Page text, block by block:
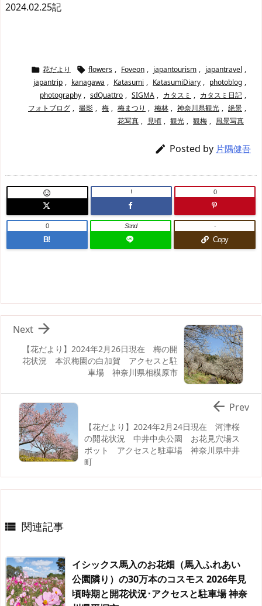
2024.02.25記
 花だより  flowers , Foveon , japantourism , japantravel ,
japantrip , kanagawa , Katasumi , KatasumiDiary , photoblog ,
photography , sdQuattro , SIGMA , カタスミ , カタスミ日記 ,
フォトブログ , 撮影 , 梅 , 梅まつり , 梅林 , 神奈川県観光 , 絶景 ,
花写真 , 見頃 , 観光 , 観梅 , 風景写真
 Posted by 片隅健吾
 ! 0
B!
0 Send
Copy
-
【花だより】2024年2月26日現在 梅の開
花状況 本沢梅園の白加賀 アクセスと駐
車場 神奈川県相模原市

Next
【花だより】2024年2月24日現在 河津桜
の開花状況 中井中央公園 お花見穴場ス
ポット アクセスと駐車場 神奈川県中井
町
 Prev
 関連記事
イシックス馬入のお花畑（馬入ふれあい
公園隣り）の30万本のコスモス 2026年見
頃時期と開花状況･アクセスと駐車場 神奈